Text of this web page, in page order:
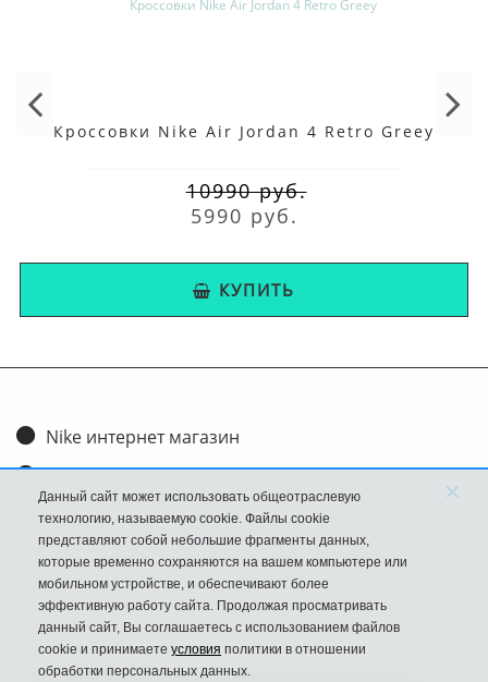
Кроссовки Nike Air Jordan 4 Retro Greey
10990 руб.
5990 руб.
КУПИТЬ
Nike интернет магазин
Доставка и оплата
Обмен и возврат
Размеры
FAQ
Новости
Политика Конфиденциальности
Данный сайт может использовать общеотраслевую
технологию, называемую cookie. Файлы cookie
представляют собой небольшие фрагменты данных,
которые временно сохраняются на вашем компьютере или
мобильном устройстве, и обеспечивают более
эффективную работу сайта. Продолжая просматривать
данный сайт, Вы соглашаетесь с использованием файлов
cookie и принимаете условия политики в отношении
обработки персональных данных.
×